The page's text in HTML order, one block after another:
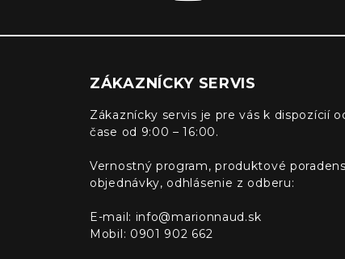
ZÁKAZNÍCKY SERVIS
Zákaznícky servis je pre vás k dispozícií
čase od 9:00 – 16:00.
Vernostný program, produktové
objednávky, odhlásenie z odberu:
E-mail: info@marionnaud.sk
Mobil: 0901 902 662